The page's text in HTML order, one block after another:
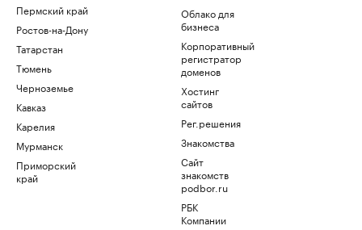
Пермский край
Ростов-на-Дону
Татарстан
Тюмень
Черноземье
Кавказ
Карелия
Мурманск
Приморский
край
Облако для
бизнеса
Корпоративный
регистратор
доменов
Хостинг
сайтов
Рег.решения
Знакомства
Сайт
знакомств
podbor.ru
РБК
Компании